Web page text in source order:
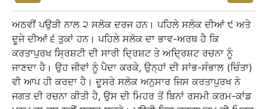
ਅਠਵੀਂ ਪਉੜੀ ਨਾਲ ੨ ਸਲੋਕ ਦਰਜ ਹਨ। ਪਹਿਲੇ ਸਲੋਕ ਦੀਆਂ ੯ ਅਤੇ
ਦੂਜੇ ਦੀਆਂ ੬ ਤੁਕਾਂ ਹਨ। ਪਹਿਲੇ ਸਲੋਕ ਦਾ ਭਾਵ-ਅਰਥ ਹੈ ਕਿ
ਕਰਤਾਪੁਰਖ ਸ੍ਰਿਸ਼ਟੀ ਦੀ ਸਾਰੀ ਦ੍ਰਿਸ਼ਟ ਤੇ ਅਦ੍ਰਿਸ਼ਟ ਰਚਨਾ ਨੂੰ
ਜਾਣਦਾ ਹੈ। ਉਹ ਜੀਵਾਂ ਨੂੰ ਪੈਦਾ ਕਰਕੇ, ਉਨ੍ਹਾਂ ਦੀ ਸਾਂਭ-ਸੰਭਾਲ (ਚਿੰਤਾ)
ਵੀ ਆਪ ਹੀ ਕਰਦਾ ਹੈ। ਦੂਸਰੇ ਸਲੋਕ ਅਨੁਸਾਰ ਜਿਸ ਕਰਤਾਪੁਰਖ ਨੇ
ਜਗਤ ਦੀ ਰਚਨਾ ਕੀਤੀ ਹੈ, ਉਸ ਦੀ ਮਿਹਰ ਤੋਂ ਬਿਨਾਂ ਰਸਮੀ ਕਰਮ-ਕਾਂਡ